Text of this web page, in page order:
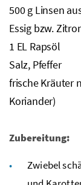
500gLinsen
Essig bzw.
1 EL Rapsöl
Salz, Pfeffer
frische Kräuter
Koriander)
Zubereitung:
Zwiebel